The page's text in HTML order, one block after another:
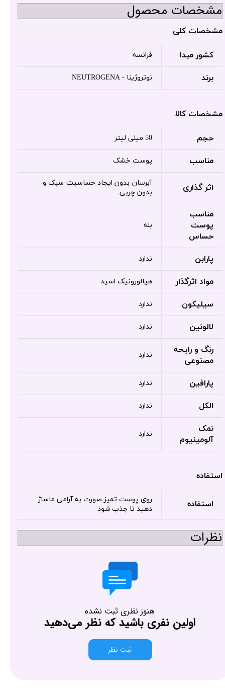
مشخصات محصول
مشخصات کلی
کشور مبدا فرانسه
برند نوتروژینا - NEUTROGENA
مشخصات کالا
حجم 50 میلی لیتر
مناسب پوست خشک
اثر گذاری
آبرسان-بدون ایجاد حساسیت-سبک و
بدون چربی
مناسب
پوست
حساس
بله
پارابن ندارد
مواد اثرگذار هیالورونیک اسید
سیلیکون ندارد
لالونین ندارد
رنگ و رایحه
مصنوعی
ندارد
پارافین ندارد
الکل ندارد
نمک
آلومینیوم
ندارد
استفاده
استفاده
روی پوست تمیز صورت به آرامی ماساژ
دهید تا جذب شود
نظرات
هنوز نظری ثبت نشده
اولین نفری باشید که نظر می‌دهید
ثبت نظر